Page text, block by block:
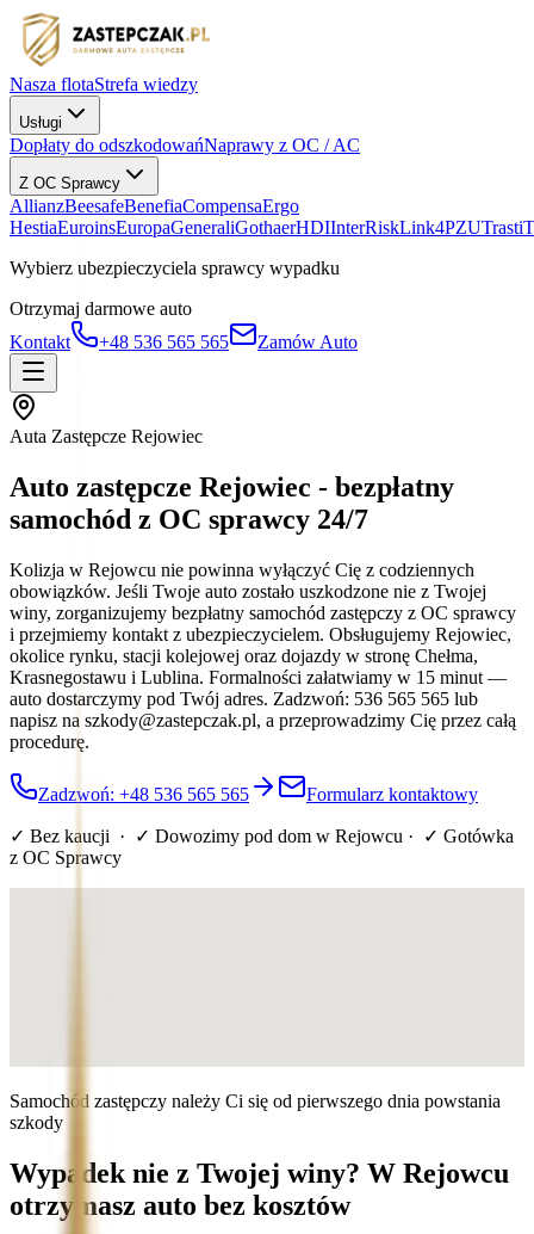
Nasza flotaStrefa wiedzy
Usługi
Dopłaty do odszkodowańNaprawy z OC / AC
Z OC Sprawcy
AllianzBeesafeBenefiaCompensaErgo
HestiaEuroinsEuropaGeneraliGothaerHDIInterRiskLink4PZUTrasti
Wybierz ubezpieczyciela sprawcy wypadku
Otrzymaj darmowe auto
Kontakt
+48 536 565 565 Zamów Auto
Auta Zastępcze Rejowiec
Auto zastępcze Rejowiec - bezpłatny
samochód z OC sprawcy 24/7
Kolizja w Rejowcu nie powinna wyłączyć Cię z codziennych
obowiązków. Jeśli Twoje auto zostało uszkodzone nie z Twojej
winy, zorganizujemy bezpłatny samochód zastępczy z OC sprawcy
i przejmiemy kontakt z ubezpieczycielem. Obsługujemy Rejowiec,
okolice rynku, stacji kolejowej oraz dojazdy w stronę Chełma,
Krasnegostawu i Lublina. Formalności załatwiamy w 15 minut —
auto dostarczymy pod Twój adres. Zadzwoń: 536 565 565 lub
napisz na szkody@zastepczak.pl, a przeprowadzimy Cię przez całą
procedurę.
Zadzwoń: +48 536 565 565 Formularz kontaktowy
✓ Bez kaucji · ✓ Dowozimy pod dom w Rejowcu · ✓ Gotówka
z OC Sprawcy
Samochód zastępczy należy Ci się od pierwszego dnia powstania
szkody
Wypadek nie z Twojej winy? W Rejowcu
otrzymasz auto bez kosztów